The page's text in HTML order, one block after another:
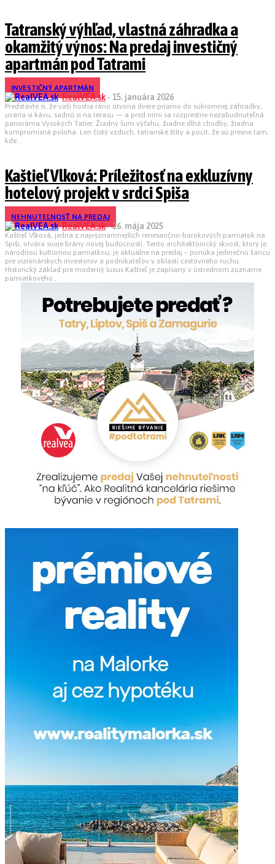
Tatranský výhľad, vlastná záhradka a
okamžitý výnos: Na predaj investičný
apartmán pod Tatrami
INVESTIČNÝ APARTMÁN
RealVEA.sk - 15. januára 2026
Predstavte si, že vaši hostia ráno otvoria dvere priamo do súkromnej záhradky,
uvaria si kávu, sadnú si na terasu — a pred nimi sa rozprestrie nezabudnuteľná
panoráma Vysokých Tatier. Žiadny šum výťahu, žiadne dlhé chodby, žiadna
kompromisná poloha. Len čistý vzduch, tatranské štíty a pocit, že sú presne tam,
kde...
Kaštieľ Vlková: Príležitosť na exkluzívny
hotelový projekt v srdci Spiša
NEHNUTEĽNOSŤ NA PREDAJ
RealVEA.sk-26. mája 2025
Kaštieľ Vlková, jedna z najvýznamnejších renesančno-barokových pamiatok na
Spiši, otvára svoje brány novej budúcnosti. Tento architektonický skvost, ktorý je
národnou kultúrnou pamiatkou, je aktuálne na predaj – ponúka jedinečnú šancu
pre vizionárskych investorov a podnikateľov v oblasti cestovného ruchu.
Historický základ pre moderný luxus Kaštieľ je zapísaný v ústrednom zozname
pamiatkového...